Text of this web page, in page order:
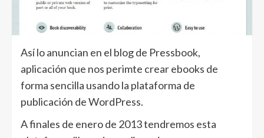
Así lo anuncian en el blog de Pressbook,
aplicación que nos perimte crear ebooks de
forma sencilla usando la plataforma de
publicación de WordPress.
A finales de enero de 2013 tendremos esta